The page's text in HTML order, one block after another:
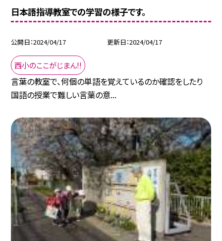
日本語指導教室での学習の様子です。
公開日 2024/04/17 更新日 2024/04/17
西小のここがじまん!!
言葉の教室で、何個の単語を覚えているのか確認をしたり
国語の授業で難しい言葉の意...